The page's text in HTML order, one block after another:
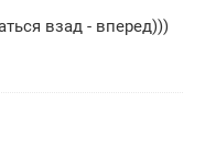
взад - вперед)))